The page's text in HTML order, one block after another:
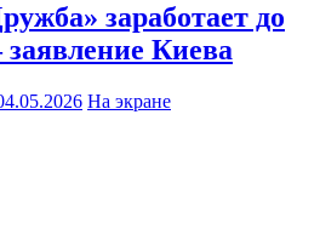
заработает до
Киева
На экране